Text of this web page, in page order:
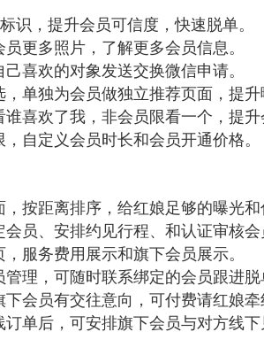
识，提升会员可信度，快速脱单。
更多照片，了解更多会员信息。
喜欢的对象发送交换微信申请。
单独为会员做独立推荐页面，提
喜欢了我，非会员限看一个，提
自定义会员时长和会员开通价格。
，按距离排序，给红娘足够的曝光
员、安排约见行程、和认证审核
服务费用展示和旗下会员展示。
理，可随时联系绑定的会员跟进
会员有交往意向，可付费请红娘
单后，可安排旗下会员与对方线